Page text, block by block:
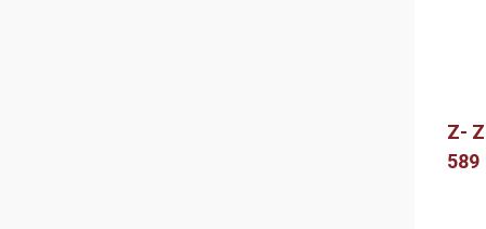
Z-
589